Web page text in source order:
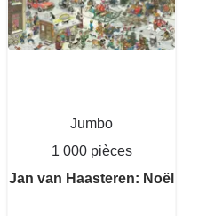
Jumbo
1 000 pièces
Jan van Haasteren: Noël